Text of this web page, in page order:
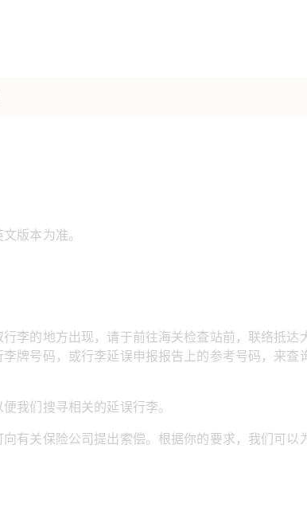
版本为准。
李的地方出现，请于前往海关检查站前，联络抵
牌号码，或行李延误申报报告上的参考号码，来
我们搜寻相关的延误行李。
有关保险公司提出索偿。根据你的要求，我们可以